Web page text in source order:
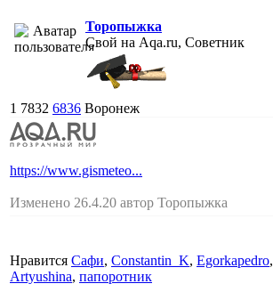
Торопыжка
Свой на Aqa.ru, Советник
1 7832 6836 Воронеж
https://www.gismeteo...
Изменено 26.4.20 автор Торопыжка
Нравится Сафи, Constantin_K, Egorkapedro,
Artyushina, папоротник